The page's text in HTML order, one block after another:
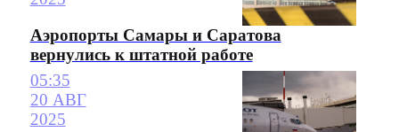
Аэропорты Самары и Саратова
вернулись к штатной работе
05:35
20 АВГ
2025